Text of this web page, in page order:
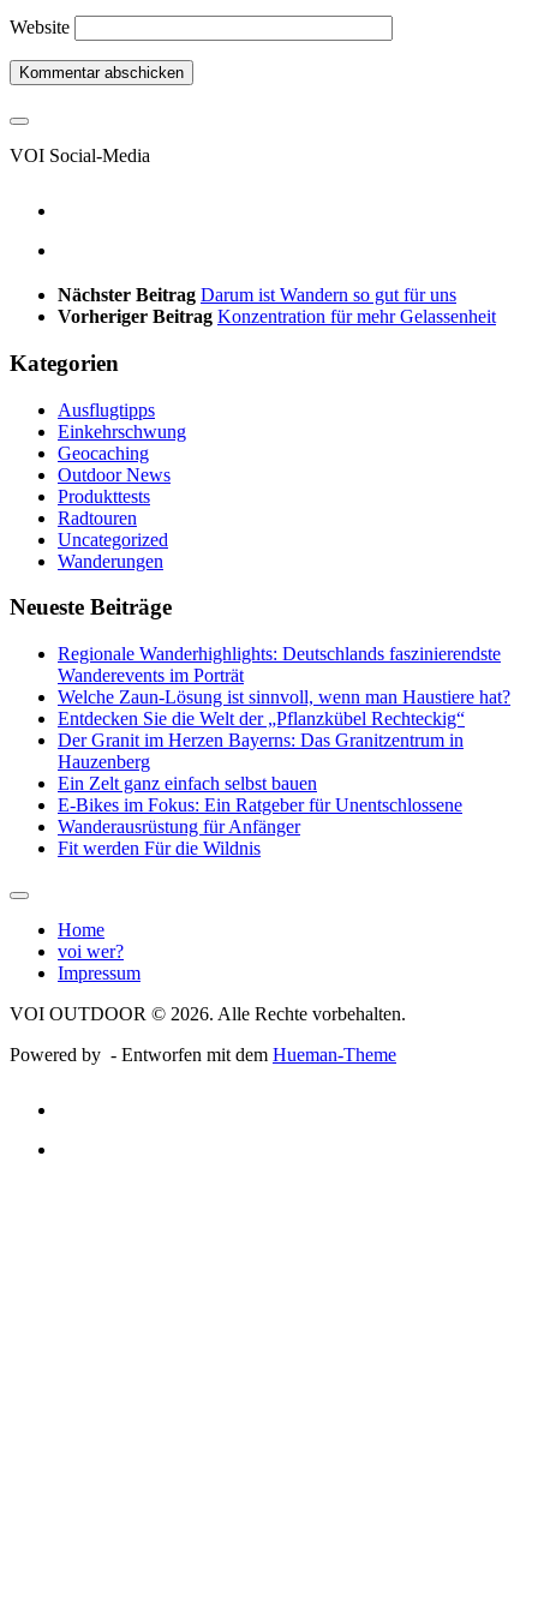
Website
VOI Social-Media
Nächster Beitrag Darum ist Wandern so gut für uns
Vorheriger Beitrag Konzentration für mehr Gelassenheit
Kategorien
Ausflugtipps
Einkehrschwung
Geocaching
Outdoor News
Produkttests
Radtouren
Uncategorized
Wanderungen
Neueste Beiträge
Regionale Wanderhighlights: Deutschlands faszinierendste
Wanderevents im Porträt
Welche Zaun-Lösung ist sinnvoll, wenn man Haustiere hat?
Entdecken Sie die Welt der „Pflanzkübel Rechteckig“
Der Granit im Herzen Bayerns: Das Granitzentrum in
Hauzenberg
Ein Zelt ganz einfach selbst bauen
E-Bikes im Fokus: Ein Ratgeber für Unentschlossene
Wanderausrüstung für Anfänger
Fit werden Für die Wildnis
Home
voi wer?
Impressum
VOI OUTDOOR © 2026. Alle Rechte vorbehalten.
Powered by - Entworfen mit dem Hueman-Theme